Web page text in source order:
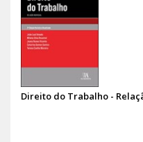
Direito do Trabalho -